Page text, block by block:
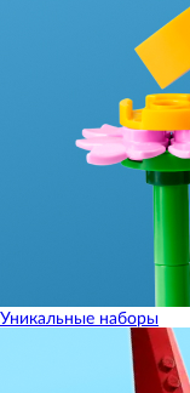
Уникальные наборы